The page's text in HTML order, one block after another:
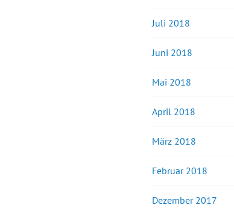
Juli 2018
Juni 2018
Mai 2018
April 2018
März 2018
Februar 2018
Dezember 2017